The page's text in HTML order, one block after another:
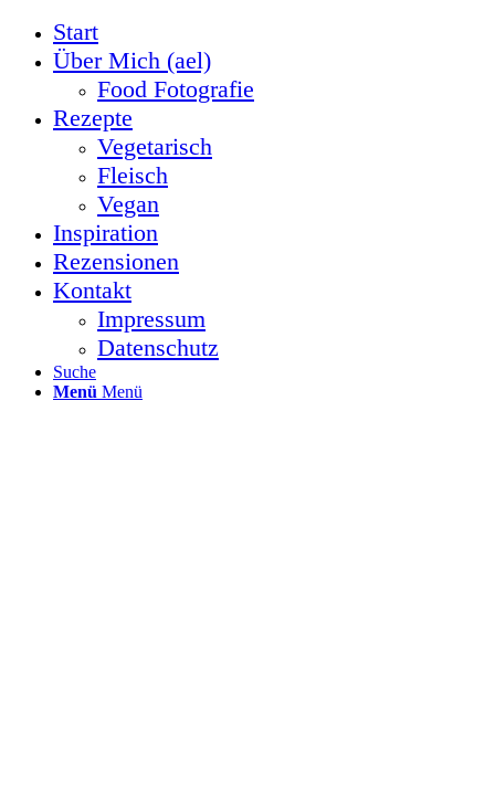
Start
Über Mich (ael)
Food Fotografie
Rezepte
Vegetarisch
Fleisch
Vegan
Inspiration
Rezensionen
Kontakt
Impressum
Datenschutz
Suche
Menü Menü